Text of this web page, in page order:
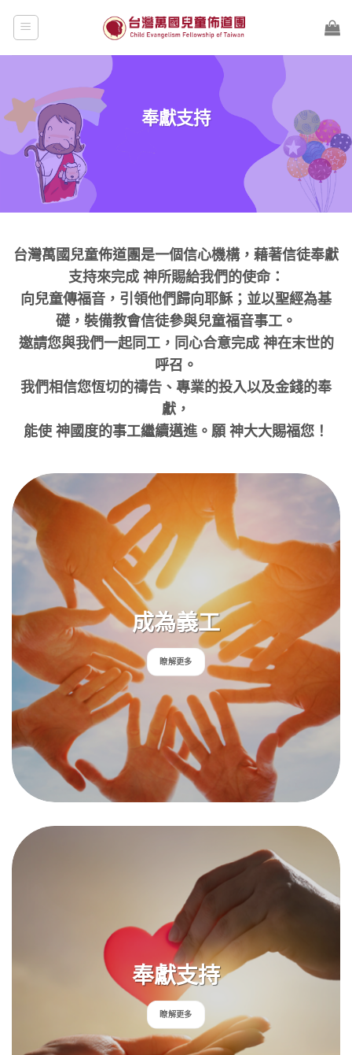
奉獻支持
台灣萬國兒童佈道團是一個信心機構，藉著信徒奉獻
支持來完成 神所賜給我們的使命：
向兒童傳福音，引領他們歸向耶穌；並以聖經為基
礎，裝備教會信徒參與兒童福音事工。
邀請您與我們一起同工，同心合意完成 神在末世的
呼召。
我們相信您恆切的禱告、專業的投入以及金錢的奉
獻，
能使 神國度的事工繼續邁進。願 神大大賜福您！
成為義工
瞭解更多
奉獻支持
瞭解更多